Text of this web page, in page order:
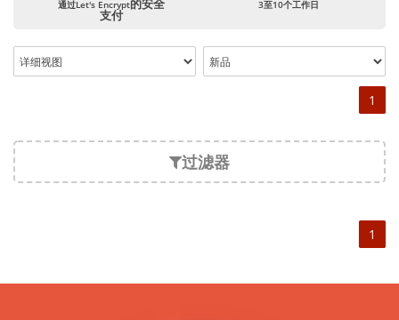
通过Let's Encrypt的安全
支付
3至10个工作日
1
过滤器
1